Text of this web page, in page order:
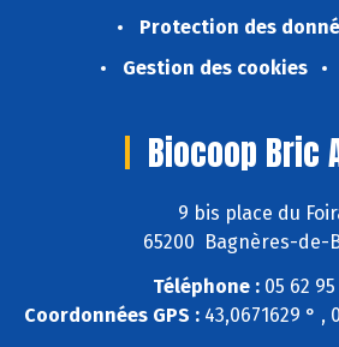
Protection des
Gestion des cookies
Biocoop Bric
9 bis place du
65200 Bagnères-de-
Téléphone : 05 62
Coordonnées GPS : 43,0671629 ° ,